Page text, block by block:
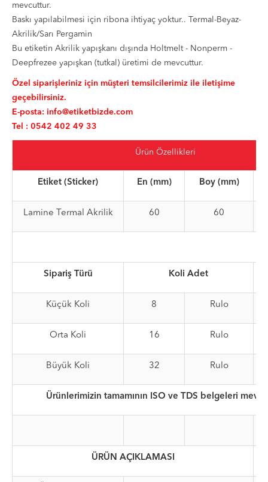
mevcuttur.
Baskı yapılabilmesi için ribona ihtiyaç yoktur.. Termal-Beyaz-
Akrilik/Sarı Pergamin
Bu etiketin Akrilik yapışkanı dışında Holtmelt - Nonperm -
Deepfrezee yapışkan (tutkal) üretimi de mevcuttur.
Özel siparişleriniz için müşteri temsilcilerimiz ile iletişime
geçebilirsiniz.
E-posta: info@etiketbizde.com
Tel : 0542 402 49 33
Ürün Özellikleri
Etiket (Sticker) En (mm) Boy (mm)
Lamine Termal Akrilik 60 60
Sipariş Türü Koli Adet
Küçük Koli 8 Rulo
Orta Koli 16 Rulo
Büyük Koli 32 Rulo
Ürünlerimizin tamamının ISO ve TDS belgeleri
ÜRÜN AÇIKLAMASI